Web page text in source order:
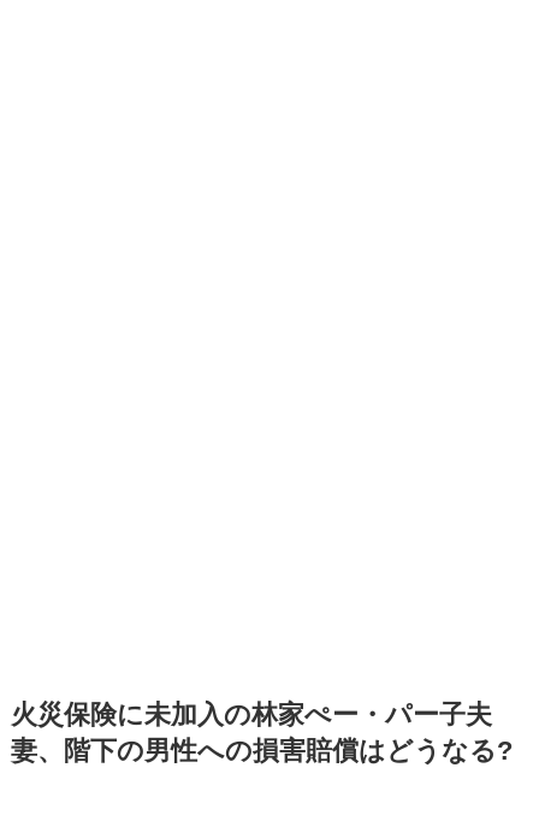
火災保険に未加入の林家ぺー・パー子夫
妻、階下の男性への損害賠償はどうなる?